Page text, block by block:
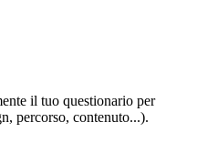
il tuo questionario per
percorso, contenuto...).